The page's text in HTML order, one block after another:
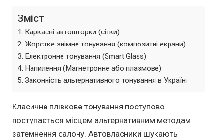
Зміст
Каркасні автошторки (сітки)
Жорстке знімне тонування (композитні екрани)
Електронне тонування (Smart Glass)
Напилення (Магнетронне або плазмове)
Законність альтернативного тонування в Україні
Класичне плівкове тонування поступово
поступається місцем альтернативним методам
затемнення салону. Автовласники шукають